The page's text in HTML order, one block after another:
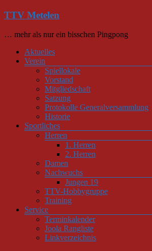
Zum
springen
TTV Metelen
… mehr als nur ein bisschen Pingpong
Menü
Aktuelles
Verein
Spiellokale
Vorstand
Mitgliedschaft
Satzung
Protokolle Generalversammlung
Historie
Sportliches
Herren
1. Herren
2. Herren
Damen
Nachwuchs
Jungen 19
TTV-Hobbygruppe
Training
Service
Terminkalender
Joola Rangliste
Linkverzeichnis